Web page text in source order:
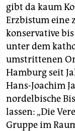
gibt da kaum
Erzbistum eine
konservative
unter dem
umstrittenen
Hamburg seit
Hans-Joachim
nordelbische
lassen: „Die
Gruppe im